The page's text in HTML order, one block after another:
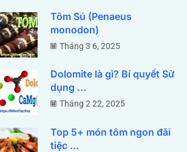
Tôm Sú (Penaeus
monodon)
Tháng 3 6, 2025
Dolomite là gì? Bí quyết Sử
dụng ...
Tháng 2 22, 2025
Top 5+ món tôm ngon đãi
tiệc ...